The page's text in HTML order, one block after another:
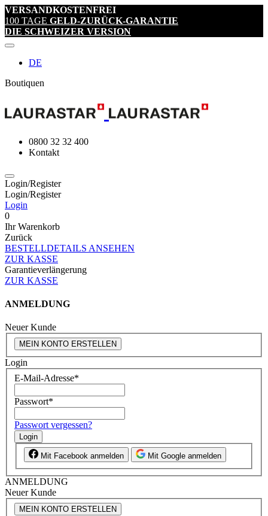
VERSANDKOSTENFREI
100 TAGE GELD-ZURÜCK-GARANTIE
DIE SCHWEIZER VERSION
DE
Boutiquen
0800 32 32 400
Kontakt
Login/Register
Login/Register
Login
0
Ihr Warenkorb
Zurück
BESTELLDETAILS ANSEHEN
ZUR KASSE
Garantieverlängerung
ZUR KASSE
ANMELDUNG
Neuer Kunde
MEIN KONTO ERSTELLEN
Login
E-Mail-Adresse*
Passwort*
Passwort vergessen?
Login
Mit Facebook anmelden Mit Google anmelden
ANMELDUNG
Neuer Kunde
MEIN KONTO ERSTELLEN